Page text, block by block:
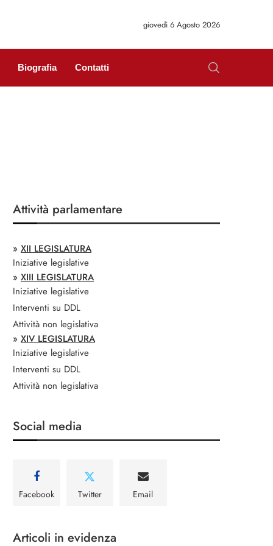
giovedì 6 Agosto 2026
Biografia Contatti
Attività parlamentare
» XII LEGISLATURA
Iniziative legislative
» XIII LEGISLATURA
Iniziative legislative
Interventi su DDL
Attività non legislativa
» XIV LEGISLATURA
Iniziative legislative
Interventi su DDL
Attività non legislativa
Social media
Facebook Twitter Email
Articoli in evidenza